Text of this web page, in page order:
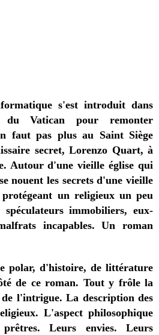
s'est introduit dans
du Vatican pour remonter
faut pas plus au Saint Siège
secret, Lorenzo Quart, à
Autour d'une vieille église qui
nouent les secrets d'une vieille
un religieux un peu
immobiliers, eux-
incapables. Un roman
d'histoire, de littérature
de ce roman. Tout y frôle la
l'intrigue. La description des
L'aspect philosophique
Leurs envies. Leurs